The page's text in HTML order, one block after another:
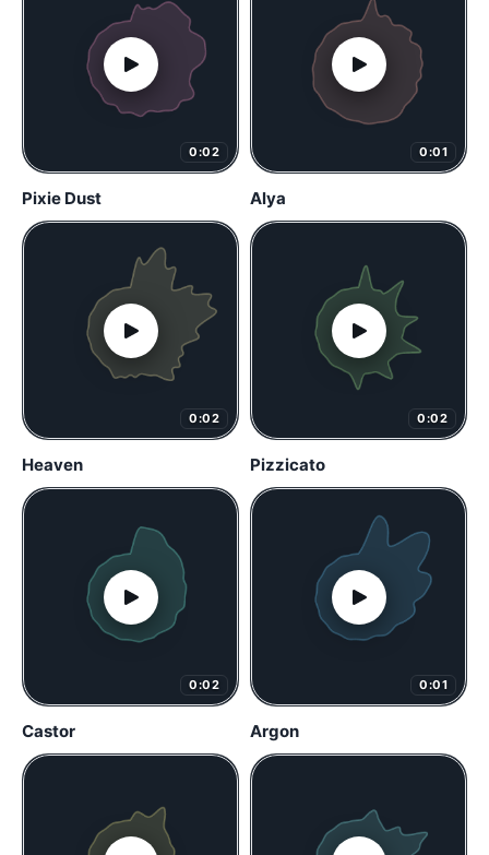
0:02
Pixie Dust
0:01
Alya
0:02
Heaven
0:02
Pizzicato
0:02
Castor
0:01
Argon